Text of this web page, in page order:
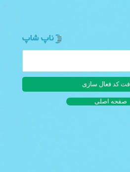
صفحه اصلی